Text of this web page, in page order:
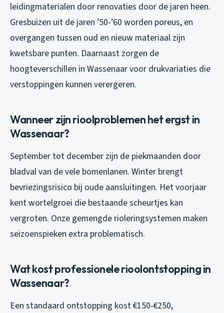
leidingmaterialen door renovaties door de jaren heen.
Gresbuizen uit de jaren ’50-’60 worden poreus, en
overgangen tussen oud en nieuw materiaal zijn
kwetsbare punten. Daarnaast zorgen de
hoogteverschillen in Wassenaar voor drukvariaties die
verstoppingen kunnen verergeren.
Wanneer zijn rioolproblemen het ergst in
Wassenaar?
September tot december zijn de piekmaanden door
bladval van de vele bomenlanen. Winter brengt
bevriezingsrisico bij oude aansluitingen. Het voorjaar
kent wortelgroei die bestaande scheurtjes kan
vergroten. Onze gemengde rioleringsystemen maken
seizoenspieken extra problematisch.
Wat kost professionele rioolontstopping in
Wassenaar?
Een standaard ontstopping kost €150-€250,